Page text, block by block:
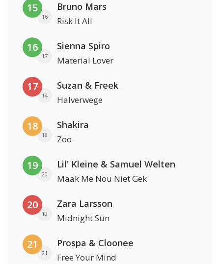
15
16
Bruno Mars
Risk It All
16
17
Sienna Spiro
Material Lover
17
14
Suzan & Freek
Halverwege
18
18
Shakira
Zoo
19
20
Lil' Kleine & Samuel Welten
Maak Me Nou Niet Gek
20
19
Zara Larsson
Midnight Sun
21
21
Prospa & Cloonee
Free Your Mind